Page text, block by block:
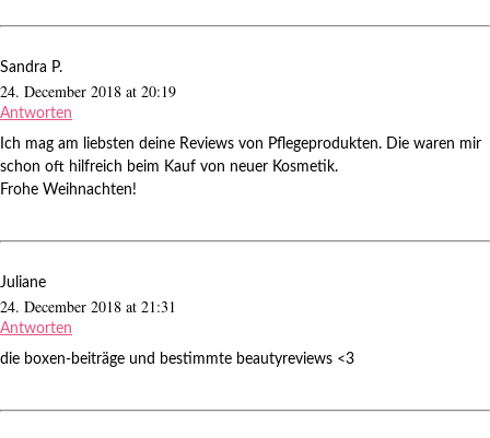
Sandra P.
24. December 2018 at 20:19
Antworten
Ich mag am liebsten deine Reviews von Pflegeprodukten. Die waren mir
schon oft hilfreich beim Kauf von neuer Kosmetik.
Frohe Weihnachten!
Juliane
24. December 2018 at 21:31
Antworten
die boxen-beiträge und bestimmte beautyreviews <3